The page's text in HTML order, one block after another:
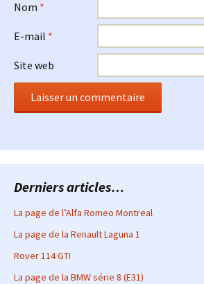
Nom *
E-mail *
Site web
Derniers articles…
La page de l’Alfa Romeo Montreal
La page de la Renault Laguna 1
Rover 114 GTI
La page de la BMW série 8 (E31)